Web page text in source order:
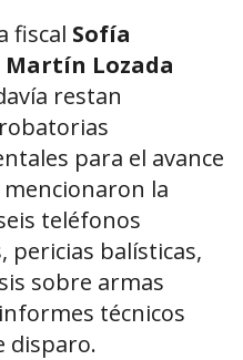
fiscal Sofía
Martín Lozada
restan
para el avance
mencionaron la
teléfonos
pericias balísticas,
sobre armas
técnicos
disparo.